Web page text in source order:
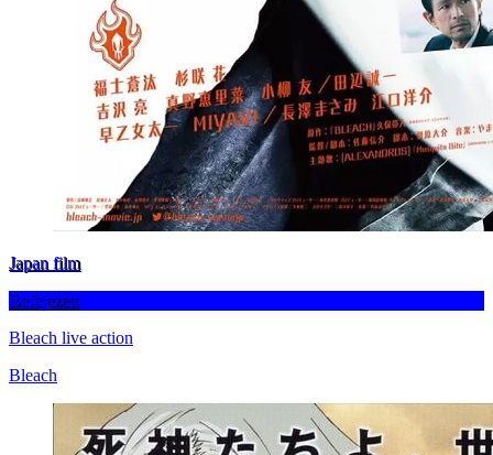
Japan film
Befejezett
Bleach live action
Bleach